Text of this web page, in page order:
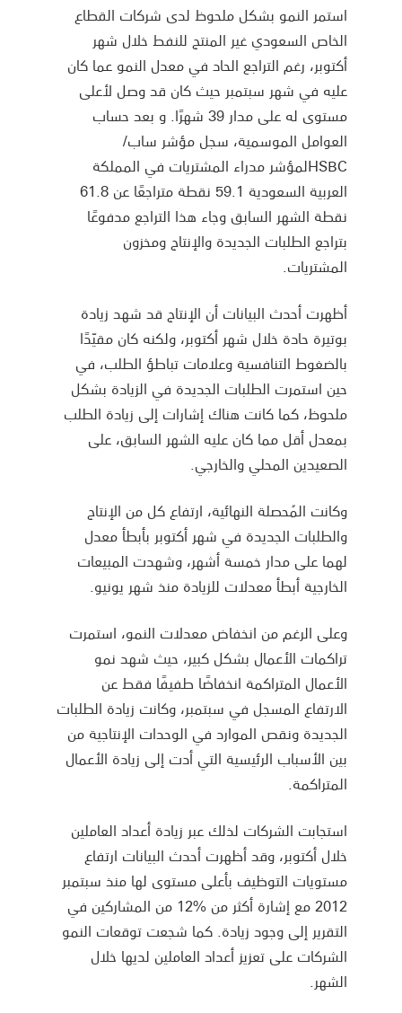
استمر النمو بشكل ملحوظ لدى شركات القطاع
الخاص السعودي غير المنتج للنفط خلال شهر
أكتوبر، رغم التراجع الحاد في معدل النمو عما كان
عليه في شهر سبتمبر حيث كان قد وصل لأعلى
مستوى له على مدار 39 شهرًا. و بعد حساب
العوامل الموسمية، سجل مؤشر ساب/
HSBCلمؤشر مدراء المشتريات في المملكة
العربية السعودية 59.1 نقطة متراجعًا عن 61.8
نقطة الشهر السابق وجاء هذا التراجع مدفوعًا
بتراجع الطلبات الجديدة والإنتاج ومخزون
المشتريات.
أظهرت أحدث البيانات أن الإنتاج قد شهد زيادة
بوتيرة حادة خلال شهر أكتوبر، ولكنه كان مقيّدًا
بالضغوط التنافسية وعلامات تباطؤ الطلب، في
حين استمرت الطلبات الجديدة في الزيادة بشكل
ملحوظ، كما كانت هناك إشارات إلى زيادة الطلب
بمعدل أقل مما كان عليه الشهر السابق، على
الصعيدين المحلي والخارجي.
وكانت المُحصلة النهائية، ارتفاع كل من الإنتاج
والطلبات الجديدة في شهر أكتوبر بأبطأ معدل
لهما على مدار خمسة أشهر، وشهدت المبيعات
الخارجية أبطأ معدلات للزيادة منذ شهر يونيو.
وعلى الرغم من انخفاض معدلات النمو، استمرت
تراكمات الأعمال بشكل كبير، حيث شهد نمو
الأعمال المتراكمة انخفاضًا طفيفًا فقط عن
الارتفاع المسجل في سبتمبر، وكانت زيادة الطلبات
الجديدة ونقص الموارد في الوحدات الإنتاجية من
بين الأسباب الرئيسية التي أدت إلى زيادة الأعمال
المتراكمة.
استجابت الشركات لذلك عبر زيادة أعداد العاملين
خلال أكتوبر، وقد أظهرت أحدث البيانات ارتفاع
مستويات التوظيف بأعلى مستوى لها منذ سبتمبر
2012 مع إشارة أكثر من %12 من المشاركين في
التقرير إلى وجود زيادة. كما شجعت توقعات النمو
الشركات على تعزيز أعداد العاملين لديها خلال
الشهر.